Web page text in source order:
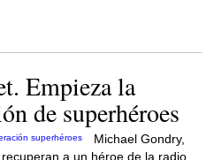
Empieza la
de superhéroes
Michael Gondry,
a un héroe de la radio